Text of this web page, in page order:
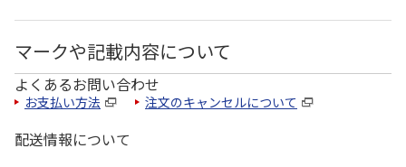
マークや記載内容について
よくあるお問い合わせ
お支払い方法 注文のキャンセルについて
配送情報について